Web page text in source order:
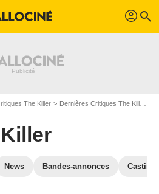
profil search
The Killer Dernières Critiques The Killer
News Bandes-annonces Casting